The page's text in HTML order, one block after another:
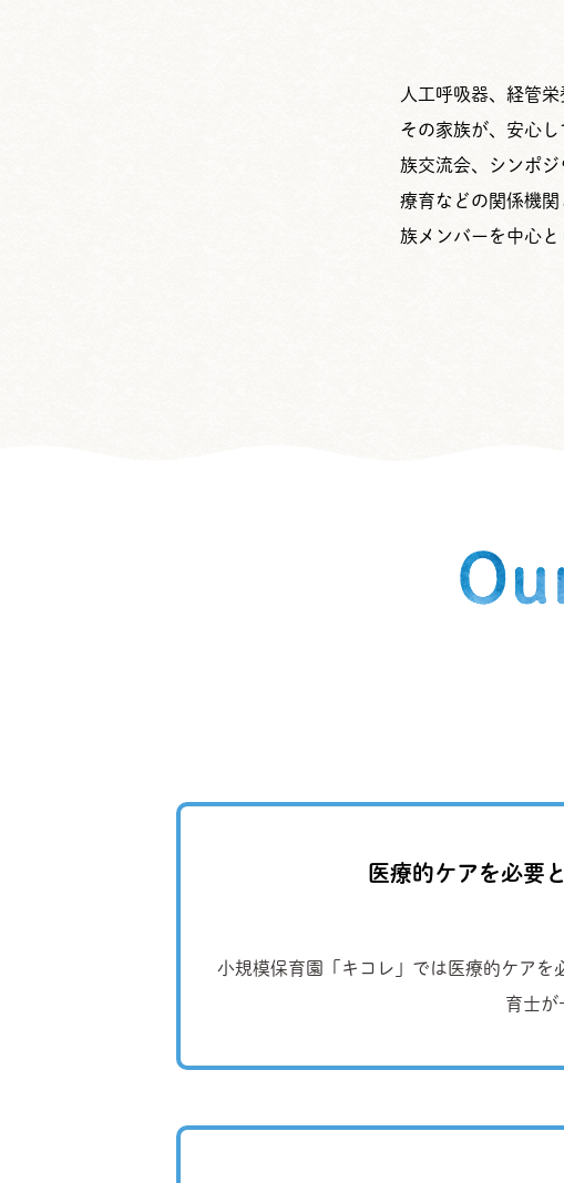
人工呼吸器、経管
その家族が、安心
族交流会、シンポジ
療育などの関係機
族メンバーを中心と
医療的ケアを必要
小規模保育園「キコレ」では医療的ケア
育士が